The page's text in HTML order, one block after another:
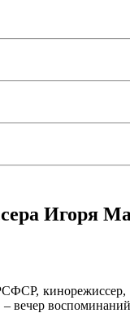
Игоря
кинорежиссер,
вечер